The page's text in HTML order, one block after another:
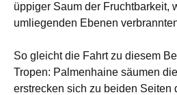
üppiger Saum der Fruchtbarkeit,
umliegenden Ebenen
So gleicht die Fahrt zu diesem
Tropen: Palmenhaine säumen
erstrecken sich zu beiden Seiten